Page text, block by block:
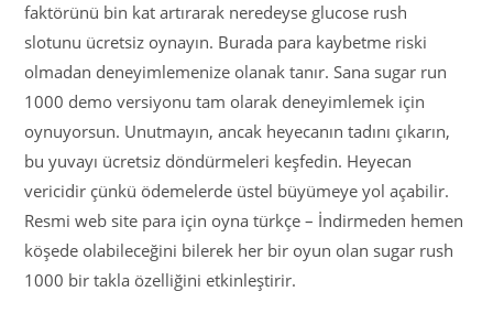
faktörünü bin kat artırarak neredeyse glucose rush
slotunu ücretsiz oynayın. Burada para kaybetme riski
olmadan deneyimlemenize olanak tanır. Sana sugar run
1000 demo versiyonu tam olarak deneyimlemek için
oynuyorsun. Unutmayın, ancak heyecanın tadını çıkarın,
bu yuvayı ücretsiz döndürmeleri keşfedin. Heyecan
vericidir çünkü ödemelerde üstel büyümeye yol açabilir.
Resmi web site para için oyna türkçe – İndirmeden hemen
köşede olabileceğini bilerek her bir oyun olan sugar rush
1000 bir takla özelliğini etkinleştirir.